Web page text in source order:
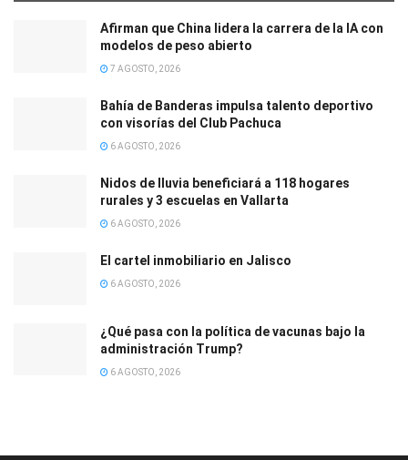
Afirman que China lidera la carrera de la IA con
modelos de peso abierto
7 AGOSTO, 2026
Bahía de Banderas impulsa talento deportivo
con visorías del Club Pachuca
6 AGOSTO, 2026
Nidos de lluvia beneficiará a 118 hogares
rurales y 3 escuelas en Vallarta
6 AGOSTO, 2026
El cartel inmobiliario en Jalisco
6 AGOSTO, 2026
¿Qué pasa con la política de vacunas bajo la
administración Trump?
6 AGOSTO, 2026